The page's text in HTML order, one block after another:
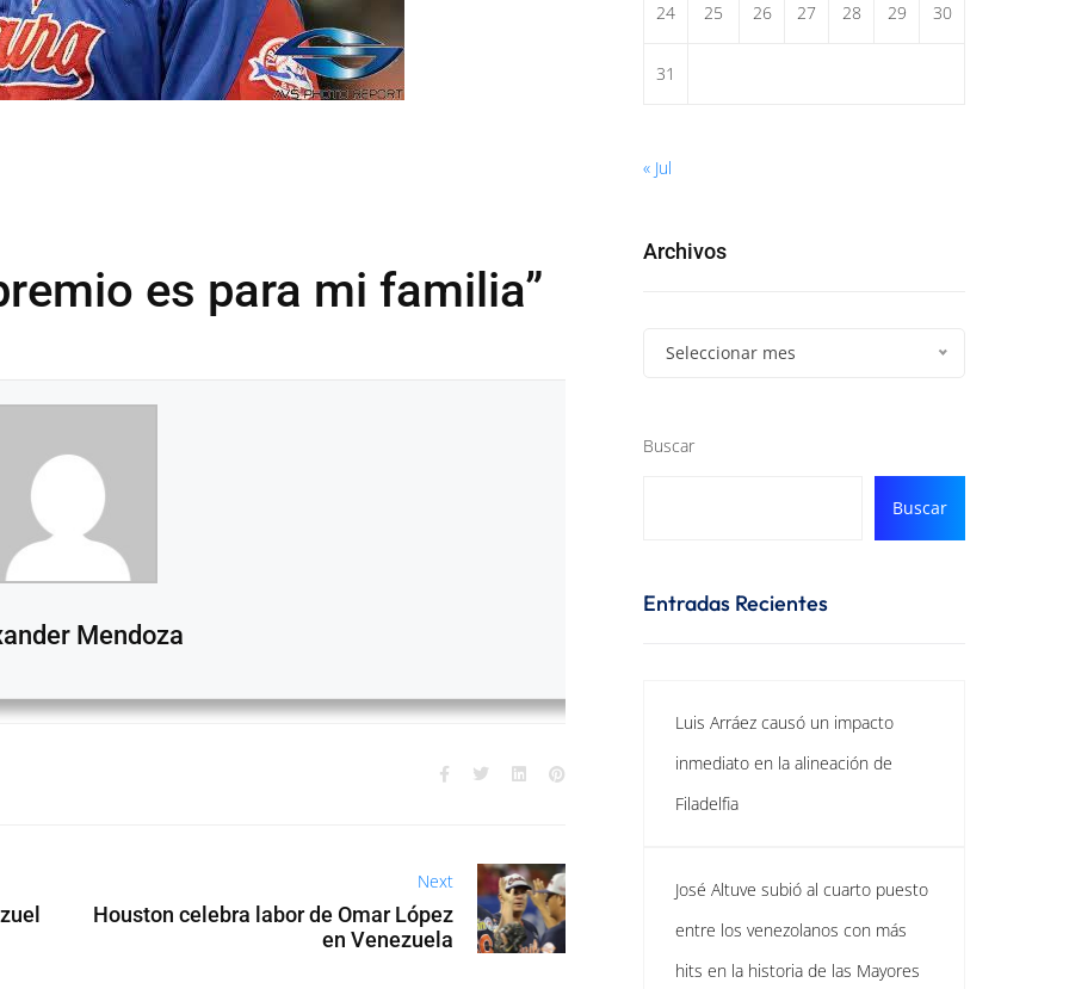
es para mi familia”
Mendoza
Next
Houston celebra labor de Omar López
en Venezuela
24 25 26 27 28 29 30
31
« Jul
Archivos
Seleccionar mes
Buscar
Buscar
Entradas Recientes
Luis Arráez causó un impacto
inmediato en la alineación de
Filadelfia
José Altuve subió al cuarto puesto
entre los venezolanos con más
hits en la historia de las Mayores